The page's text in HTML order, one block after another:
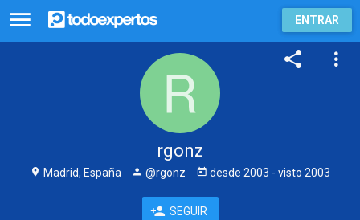
ENTRAR
rgonz
Madrid, España @rgonz desde 2003 - visto 2003
SEGUIR